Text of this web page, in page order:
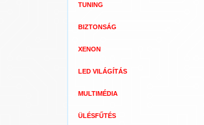
TUNING
BIZTONSÁG
XENON
LED VILÁGÍTÁS
MULTIMÉDIA
ÜLÉSFŰTÉS